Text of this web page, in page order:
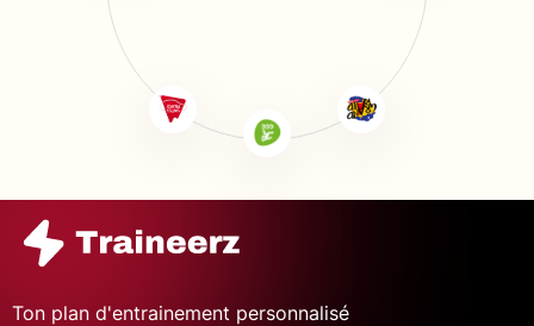
Ton plan d'entrainement personnalisé